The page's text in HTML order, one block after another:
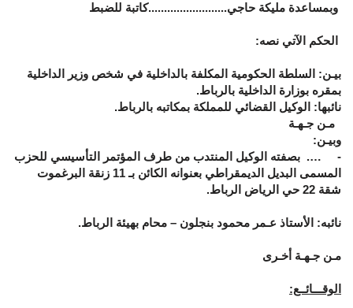
وبمساعدة مليكة حاجي.........................كاتبة للضبط
الحكم الآتي نصه:
بيـن: السلطة الحكومية المكلفة بالداخلية في شخص وزير الداخلية
بمقره بوزارة الداخلية بالرباط.
نائبها: الوكيل القضائي للمملكة بمكاتبه بالرباط.
مـن جـهـة
وبيـن:
- …. بصفته الوكيل المنتدب من طرف المؤتمر التأسيسي للحزب
المسمى البديل الديمقراطي بعنوانه الكائن بـ 11 زنقة البرغموت
شقة 22 حي الرياض الرباط.
نائبه: الأستاذ عـمر محمود بنجلون – محام بهيئة الرباط.
مـن جـهـة أخـرى
الوقـــائــع: